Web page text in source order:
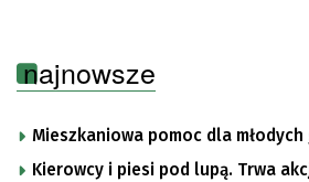
najnowsze
Mieszkaniowa pomoc dla
Kierowcy i piesi pod lupą. Trwa